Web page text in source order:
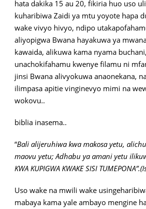
hata dakika 15 au 20, fikiria huo uso
kuharibiwa Zaidi ya mtu yoyote hapa
wake vivyo hivyo, ndipo
aliyopigwa Bwana hayakuwa ya
kawaida, alikuwa kama nyama
unachokifahamu kwenye filamu ni
jinsi Bwana alivyokuwa anaonekana,
ilimpasa apitie vinginevyo mimi na
wokovu..
biblia inasema..
“Bali alijeruhiwa kwa makosa yetu,
maovu yetu; Adhabu ya amani yetu
KWA KUPIGWA KWAKE SISI
Uso wake na mwili wake
mabaya kama yale ambayo mengine